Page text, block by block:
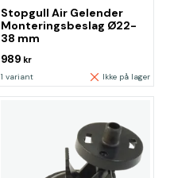
Stopgull Air Gelender
Monteringsbeslag Ø22-
38 mm
989 kr
1 variant Ikke på lager